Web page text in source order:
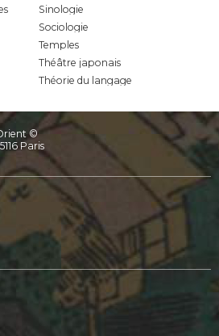
Sinologie
Sociologie
Temples
Théâtre japonais
Théorie du langage
©
Paris